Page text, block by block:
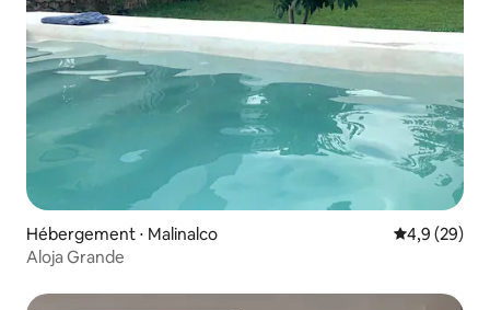
Hébergement ⋅ Malinalco Évaluation
4,9 (29)
Aloja Grande